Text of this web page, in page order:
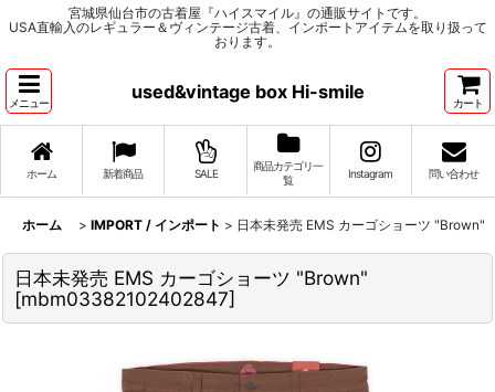
宮城県仙台市の古着屋『ハイスマイル』の通販サイトです。
USA直輸入のレギュラー＆ヴィンテージ古着、インポートアイテムを取り扱って
おります。
メニュー
used&vintage box Hi-smile
カート
ホーム 新着商品 SALE
商品カテゴリ一
覧
Instagram 問い合わせ
ホーム > IMPORT / インポート > 日本未発売 EMS カーゴショーツ "Brown"
日本未発売 EMS カーゴショーツ "Brown"
[mbm03382102402847]